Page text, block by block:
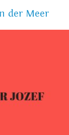
der Meer